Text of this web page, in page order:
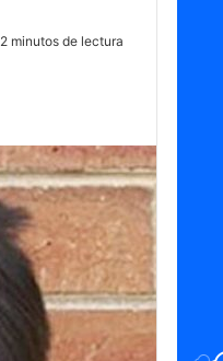
2 minutos de lectura